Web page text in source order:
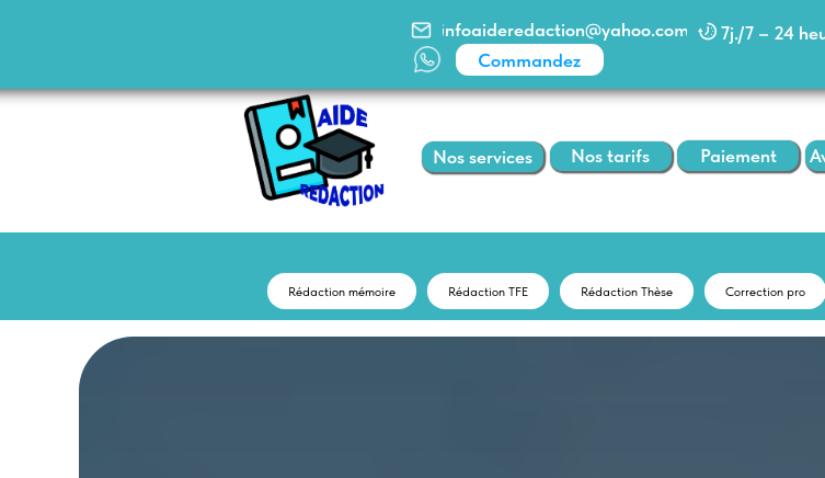
Nos services Nos tarifs Paiement Avis de clients
Commandez
infoaideredaction@yahoo.com 7j./7 – 24 heures/24
Rédaction mémoire Rédaction TFE Rédaction Thèse Correction pro